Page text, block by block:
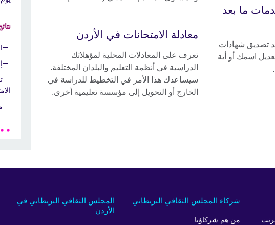
ما بعد
تصديق شهادات
اسمك أو أية
معادلة الامتحانات في الأردن
تعرف على المعادلات المحلية لمؤهلاتك
الدراسية في أنظمة التعليم والبلدان المختلفة.
سيساعدك هذا الأمر في التخطيط للدراسة في
الخارج أو التحويل إلى مؤسسة تعليمية أخرى.
المجلس الثقافي البريطاني في
الأردن
شركاء المجلس الثقافي البريطاني
من هم شركاؤنا